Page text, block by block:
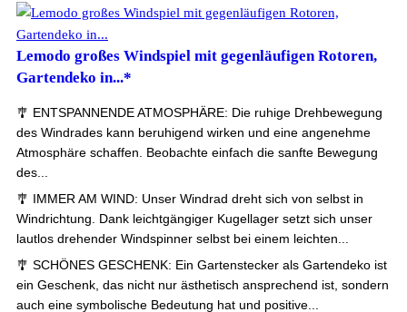
Lemodo großes Windspiel mit gegenläufigen Rotoren,
Gartendeko in...*
🎐 ENTSPANNENDE ATMOSPHÄRE: Die ruhige Drehbewegung
des Windrades kann beruhigend wirken und eine angenehme
Atmosphäre schaffen. Beobachte einfach die sanfte Bewegung
des...
🎐 IMMER AM WIND: Unser Windrad dreht sich von selbst in
Windrichtung. Dank leichtgängiger Kugellager setzt sich unser
lautlos drehender Windspinner selbst bei einem leichten...
🎐 SCHÖNES GESCHENK: Ein Gartenstecker als Gartendeko ist
ein Geschenk, das nicht nur ästhetisch ansprechend ist, sondern
auch eine symbolische Bedeutung hat und positive...